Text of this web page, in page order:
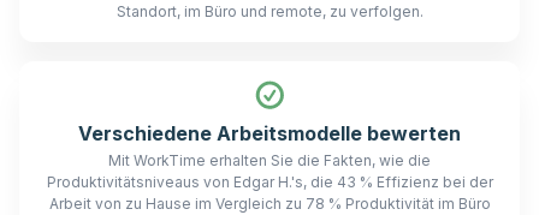
Standort, im Büro und remote, zu verfolgen.
Verschiedene Arbeitsmodelle bewerten
Mit WorkTime erhalten Sie die Fakten, wie die
Produktivitätsniveaus von Edgar H.'s, die 43 % Effizienz bei der
Arbeit von zu Hause im Vergleich zu 78 % Produktivität im Büro